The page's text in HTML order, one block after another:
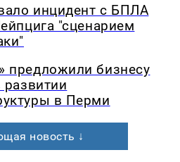
инцидент с БПЛА
"сценарием
предложили бизнесу
развитии
в Перми
новость ↓